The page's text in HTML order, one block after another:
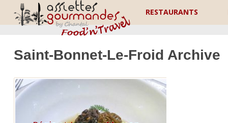
RESTAURANTS
Saint-Bonnet-Le-Froid Archive